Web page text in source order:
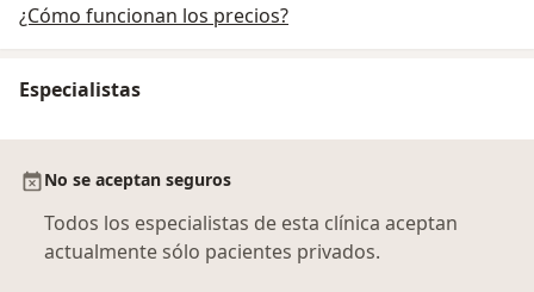
¿Cómo funcionan los precios?
Especialistas
No se aceptan seguros
Todos los especialistas de esta clínica aceptan
actualmente sólo pacientes privados.